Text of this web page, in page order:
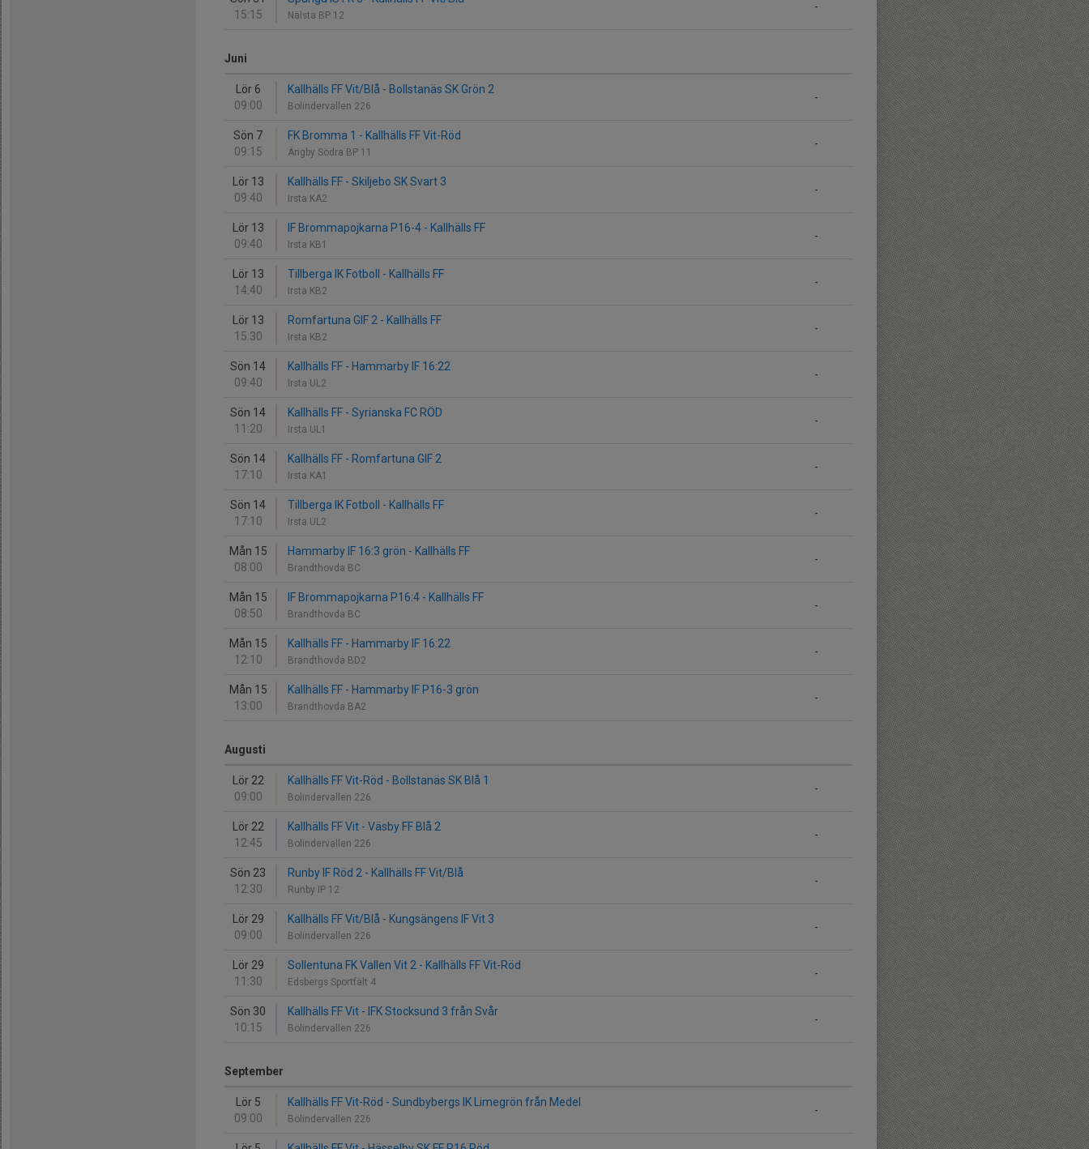
15:15
-
Nälsta BP 12
Juni
Lör 6
09:00
-
Kallhälls FF Vit/Blå - Bollstanäs SK Grön 2
Bolindervallen 226
Sön 7
09:15
-
FK Bromma 1 - Kallhälls FF Vit-Röd
Ängby Södra BP 11
Lör 13
09:40
-
Kallhälls FF - Skiljebo SK Svart 3
Irsta KA2
Lör 13
09:40
-
IF Brommapojkarna P16-4 - Kallhälls FF
Irsta KB1
Lör 13
14:40
-
Tillberga IK Fotboll - Kallhälls FF
Irsta KB2
Lör 13
15:30
-
Romfartuna GIF 2 - Kallhälls FF
Irsta KB2
Sön 14
09:40
-
Kallhälls FF - Hammarby IF 16:22
Irsta UL2
Sön 14
11:20
-
Kallhälls FF - Syrianska FC RÖD
Irsta UL1
Sön 14
17:10
-
Kallhälls FF - Romfartuna GIF 2
Irsta KA1
Sön 14
17:10
-
Tillberga IK Fotboll - Kallhälls FF
Irsta UL2
Mån 15
08:00
-
Hammarby IF 16:3 grön - Kallhälls FF
Brandthovda BC
Mån 15
08:50
-
IF Brommapojkarna P16:4 - Kallhälls FF
Brandthovda BC
Mån 15
12:10
-
Kallhälls FF - Hammarby IF 16:22
Brandthovda BD2
Mån 15
13:00
-
Kallhälls FF - Hammarby IF P16-3 grön
Brandthovda BA2
Augusti
Lör 22
09:00
-
Kallhälls FF Vit-Röd - Bollstanäs SK Blå 1
Bolindervallen 226
Lör 22
12:45
-
Kallhälls FF Vit - Väsby FF Blå 2
Bolindervallen 226
Sön 23
12:30
-
Runby IF Röd 2 - Kallhälls FF Vit/Blå
Runby IP 12
Lör 29
09:00
-
Kallhälls FF Vit/Blå - Kungsängens IF Vit 3
Bolindervallen 226
Lör 29
11:30
-
Sollentuna FK Vallen Vit 2 - Kallhälls FF Vit-Röd
Edsbergs Sportfält 4
Sön 30
10:15
-
Kallhälls FF Vit - IFK Stocksund 3 från Svår
Bolindervallen 226
September
Lör 5
09:00
-
Kallhälls FF Vit-Röd - Sundbybergs IK Limegrön från Medel
Bolindervallen 226